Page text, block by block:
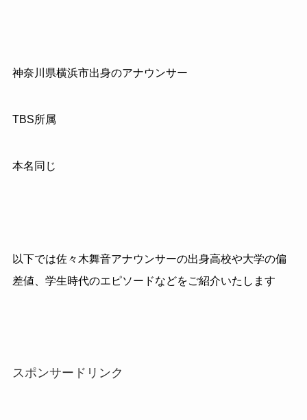
神奈川県横浜市出身のアナウンサー
TBS所属
本名同じ
以下では佐々木舞音アナウンサーの出身高校や大学の偏
差値、学生時代のエピソードなどをご紹介いたします
スポンサードリンク